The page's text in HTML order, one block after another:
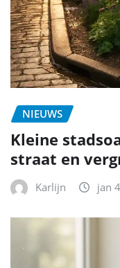
NIEUWS
Kleine
straat en
Karlijn jan